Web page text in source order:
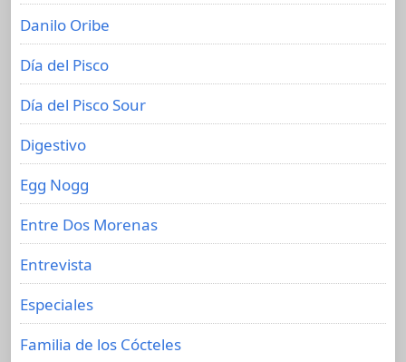
Danilo Oribe
Día del Pisco
Día del Pisco Sour
Digestivo
Egg Nogg
Entre Dos Morenas
Entrevista
Especiales
Familia de los Cócteles